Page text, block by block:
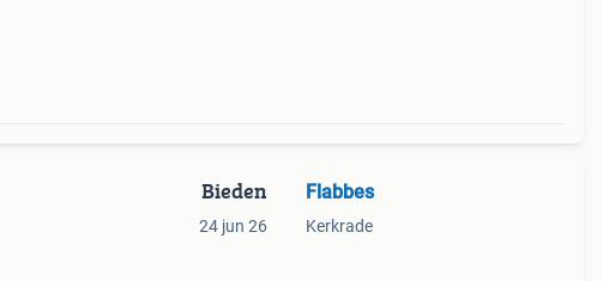
Bieden
24 jun 26
Flabbes
Kerkrade